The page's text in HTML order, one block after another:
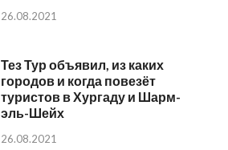
26.08.2021
Тез Тур объявил, из каких
городов и когда повезёт
туристов в Хургаду и Шарм-
эль-Шейх
26.08.2021